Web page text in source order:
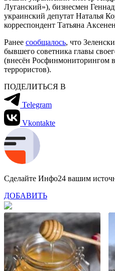
Луганский»), бизнесмен
украинский депутат Наталья
корреспондент Татьяна
Ранее сообщалось, что
бывшего советника главы
(внесён Росфинмониторингом
террористов).
ПОДЕЛИТЬСЯ В
Telegram
Vkontakte
Сделайте Инфо24 вашим
ДОБАВИТЬ